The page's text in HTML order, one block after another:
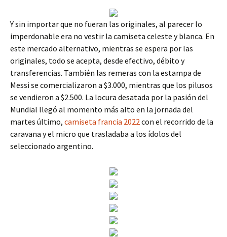
Y sin importar que no fueran las originales, al parecer lo
imperdonable era no vestir la camiseta celeste y blanca. En
este mercado alternativo, mientras se espera por las
originales, todo se acepta, desde efectivo, débito y
transferencias. También las remeras con la estampa de
Messi se comercializaron a $3.000, mientras que los pilusos
se vendieron a $2.500. La locura desatada por la pasión del
Mundial llegó al momento más alto en la jornada del
martes último, camiseta francia 2022con el recorrido de la
caravana y el micro que trasladaba a los ídolos del
seleccionado argentino.